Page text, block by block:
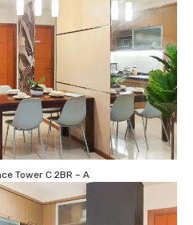
Tower C 2BR – A